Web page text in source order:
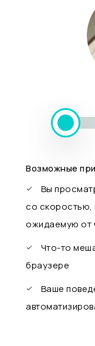
Возможные
Вы
со
ожидаемую от
Что-то
браузере
Ваше